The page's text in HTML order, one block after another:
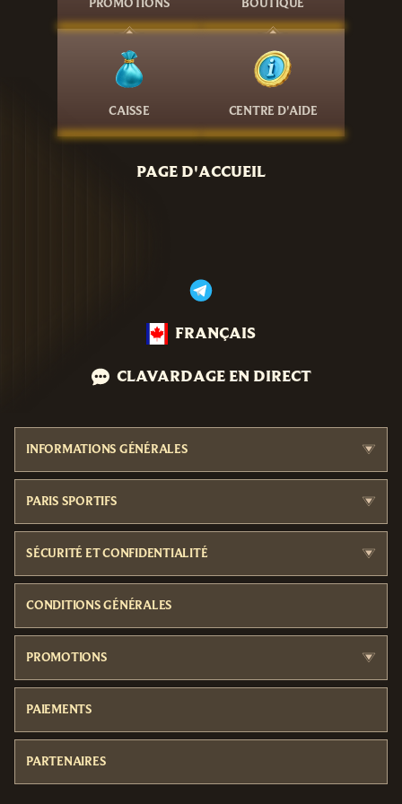
PROMOTIONS BOUTIQUE
CAISSE CENTRE D'AIDE
PAGE D'ACCUEIL
FRANÇAIS
CLAVARDAGE EN DIRECT
INFORMATIONS GÉNÉRALES
PARIS SPORTIFS
SÉCURITÉ ET CONFIDENTIALITÉ
CONDITIONS GÉNÉRALES
PROMOTIONS
PAIEMENTS
PARTENAIRES